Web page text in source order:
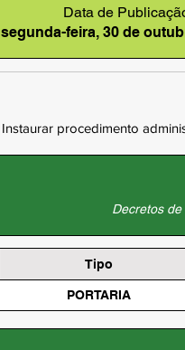
Data de
segunda-feira, 30 de
Instaurar procedimento
Decretos
Tipo
PORTARIA